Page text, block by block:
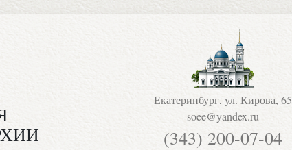
Екатеринбург, ул. Кирова, 65
soee@yandex.ru
(343) 200-07-04